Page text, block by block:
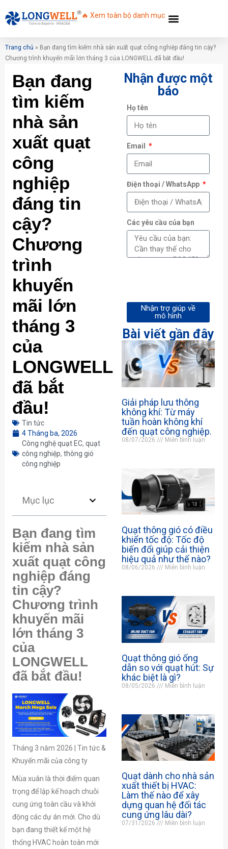
🔥 Xem toàn bộ danh mục
Trang chủ » Bạn đang tìm kiếm nhà sản xuất quạt công nghiệp đáng tin cậy?
Chương trình khuyến mãi lớn tháng 3 của LONGWELL đã bắt đầu!
Bạn đang
tìm kiếm
nhà sản
xuất quạt
công
nghiệp
đáng tin
cậy?
Chương
trình
khuyến
mãi lớn
tháng 3
của
LONGWELL
đã bắt
đầu!
Tin tức
4 Tháng ba, 2026
Công nghệ quạt EC, quạt
công nghiệp, thông gió
công nghiệp
Mục lục
Bạn đang tìm
kiếm nhà sản
xuất quạt công
nghiệp đáng
tin cậy?
Chương trình
khuyến mãi
lớn tháng 3
của
LONGWELL
đã bắt đầu!
Tháng 3 năm 2026 | Tin tức &
Khuyến mãi của công ty
Mùa xuân là thời điểm quan
trọng để lập kế hoạch chuỗi
cung ứng toàn cầu và khởi
động các dự án mới. Cho dù
bạn đang thiết kế một hệ
thống HVAC hoàn toàn mới
Nhận được một
báo
Họ tên
Email
Điện thoại / WhatsApp
Các yêu cầu của bạn
Nhận trợ giúp về
mô hình
Bài viết gần đây
Giải pháp lưu thông
không khí: Từ máy
tuần hoàn không khí
đến quạt công nghiệp.
08/07/2026 Miễn bình luận
Quạt thông gió có điều
khiển tốc độ: Tốc độ
biến đổi giúp cải thiện
hiệu quả như thế nào?
08/06/2026 Miễn bình luận
Quạt thông gió ống
dẫn so với quạt hút: Sự
khác biệt là gì?
08/05/2026 Miễn bình luận
Quạt dành cho nhà sản
xuất thiết bị HVAC:
Làm thế nào để xây
dựng quan hệ đối tác
cung ứng lâu dài?
07/31/2026 Miễn bình luận